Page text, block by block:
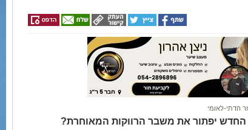
הדתי-לאומי
יפתור את משבר הרווקות המאוחרת?